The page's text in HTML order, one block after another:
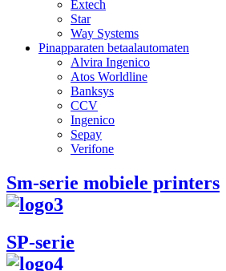
Extech
Star
Way Systems
Pinapparaten betaalautomaten
Alvira Ingenico
Atos Worldline
Banksys
CCV
Ingenico
Sepay
Verifone
Sm-serie mobiele printers
SP-serie